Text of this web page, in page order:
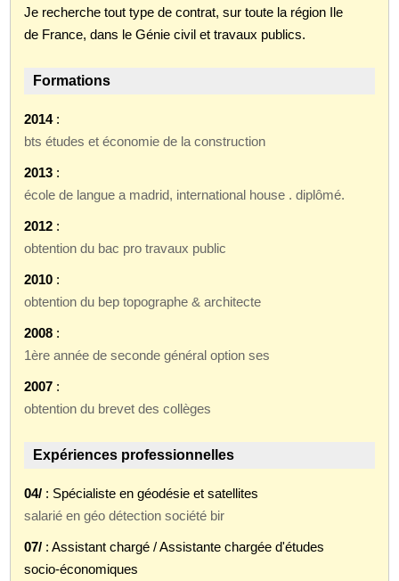
Je recherche tout type de contrat, sur toute la région Ile
de France, dans le Génie civil et travaux publics.
Formations
2014:
bts études et économie de la construction
2013 :
école de langue a madrid, international house . diplômé.
2012 :
obtention du bac pro travaux public
2010 :
obtention du bep topographe & architecte
2008 :
1ère année de seconde général option ses
2007 :
obtention du brevet des collèges
Expériences professionnelles
04/ : Spécialiste en géodésie et satellites
salarié en géo détection société bir
07/ : Assistant chargé / Assistante chargée d'études
socio-économiques